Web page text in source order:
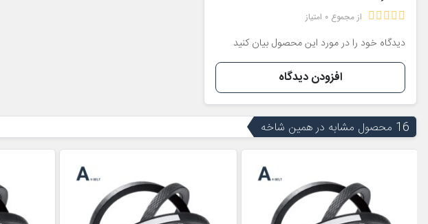
از مجموع 0 امتیاز
دیدگاه خود را در مورد این محصول بیان کنید
افزودن دیدگاه
16 محصول مشابه در همین شاخه